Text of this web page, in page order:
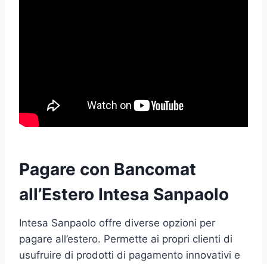
Pagare con Bancomat
all’Estero Intesa Sanpaolo
Intesa Sanpaolo offre diverse opzioni per
pagare all’estero. Permette ai propri clienti di
usufruire di prodotti di pagamento innovativi e